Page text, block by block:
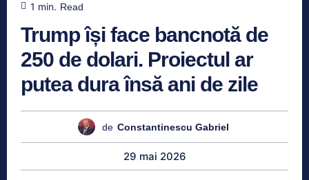
1 min. Read
Trump își face bancnotă de
250 de dolari. Proiectul ar
putea dura însă ani de zile
de Constantinescu Gabriel
29 mai 2026